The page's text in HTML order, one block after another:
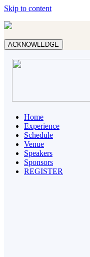
Skip to content
ACKNOWLEDGE
Home
Experience
Schedule
Venue
Speakers
Sponsors
REGISTER